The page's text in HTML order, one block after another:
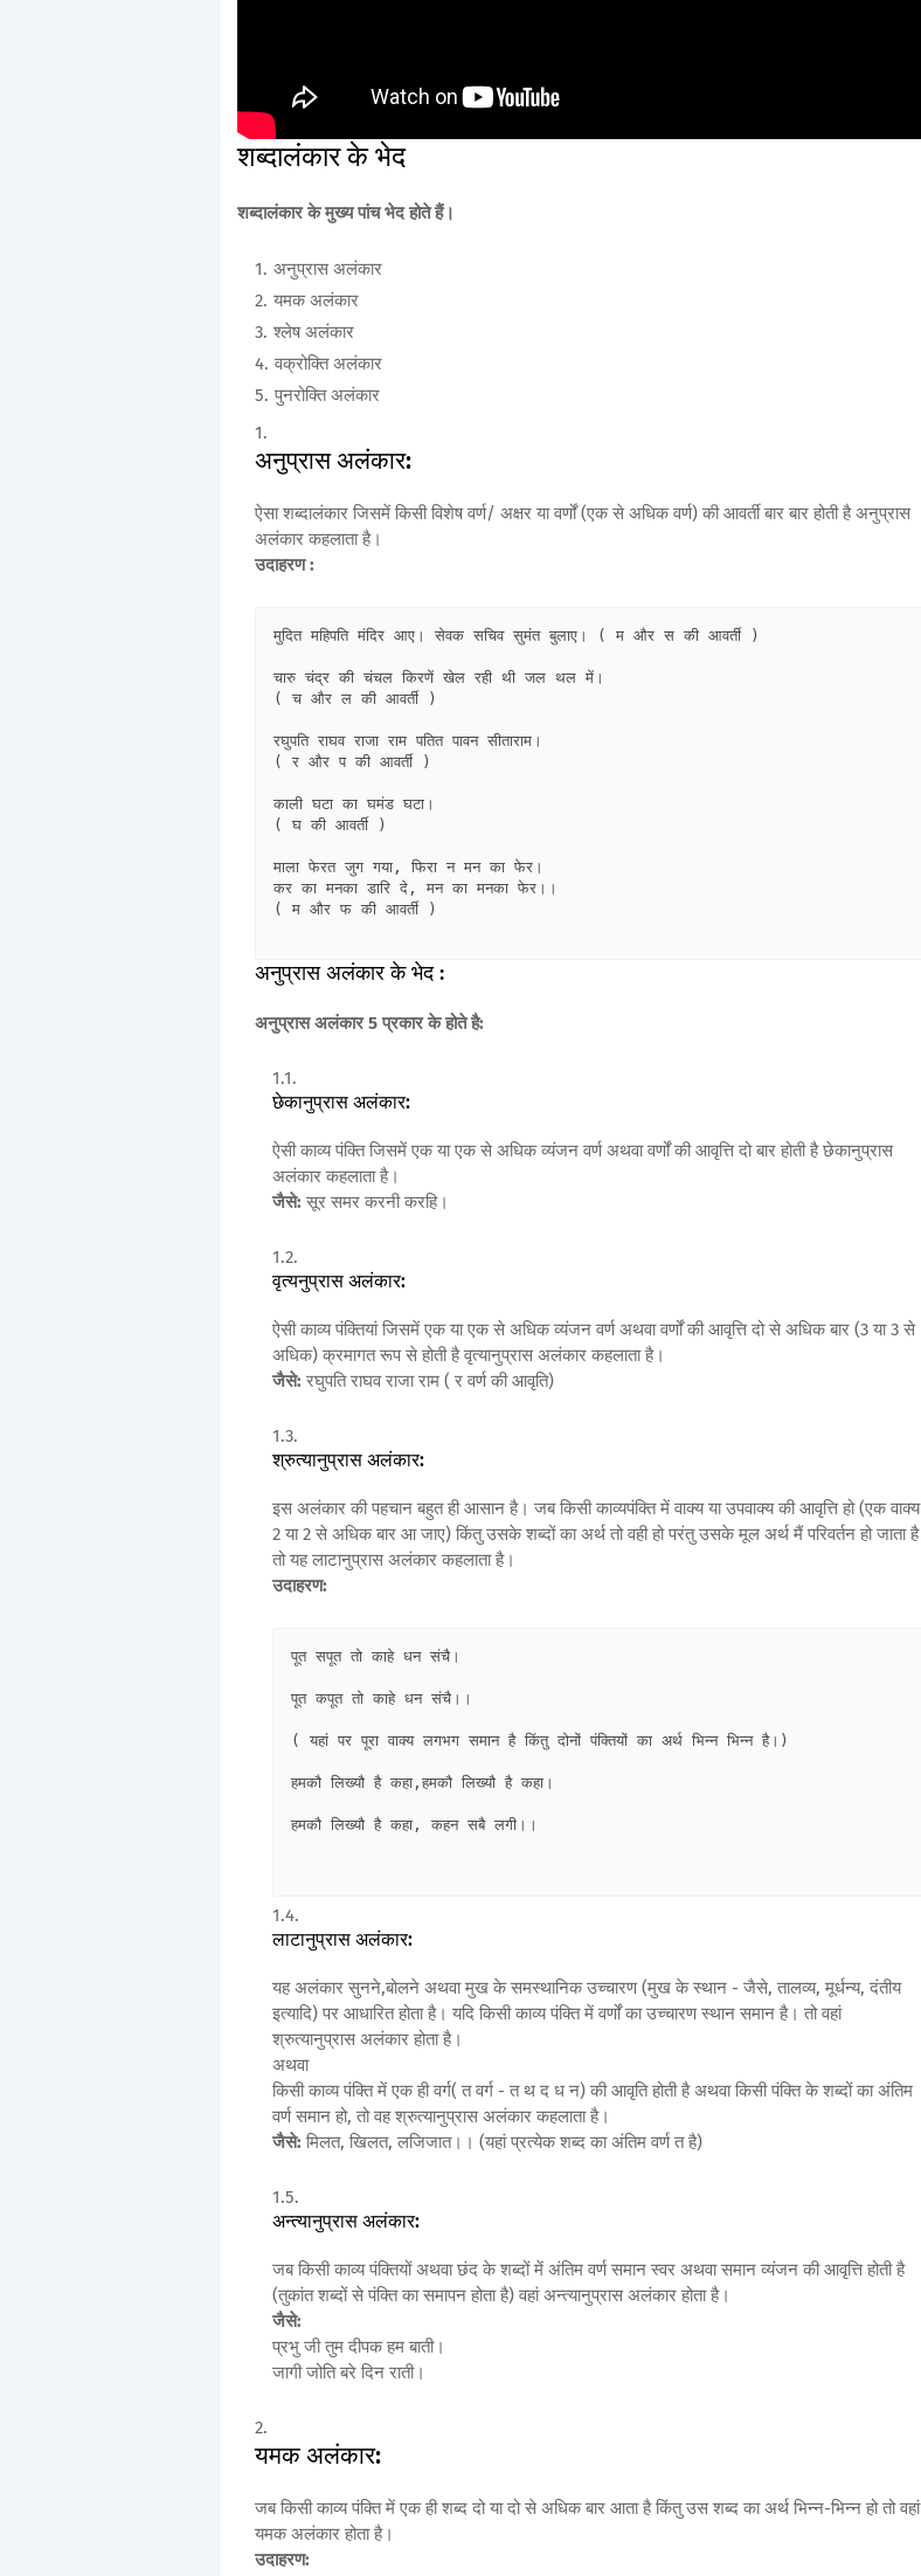
शब्दालंकार के भेद
शब्दालंकार के मुख्य पांच भेद होते हैं।
अनुप्रास अलंकार
यमक अलंकार
श्लेष अलंकार
वक्रोक्ति अलंकार
पुनरोक्ति अलंकार
अनुप्रास अलंकार:
ऐसा शब्दालंकार जिसमें किसी विशेष वर्ण/ अक्षर या वर्णों (एक से अधिक वर्ण) की आवर्ती बार बार होती है अनुप्रास
अलंकार कहलाता है।
उदाहरण :
मुदित महिपति मंदिर आए। सेवक सचिव सुमंत बुलाए। ( म और स की आवर्ती )
चारु चंद्र की चंचल किरणें खेल रही थी जल थल में।
( च और ल की आवर्ती )
रघुपति राघव राजा राम पतित पावन सीताराम।
( र और प की आवर्ती )
काली घटा का घमंड घटा।
( घ की आवर्ती )
माला फेरत जुग गया, फिरा न मन का फेर।
कर का मनका डारि दे, मन का मनका फेर।।
( म और फ की आवर्ती )
अनुप्रास अलंकार के भेद :
अनुप्रास अलंकार 5 प्रकार के होते है:
छेकानुप्रास अलंकार:
ऐसी काव्य पंक्ति जिसमें एक या एक से अधिक व्यंजन वर्ण अथवा वर्णों की आवृत्ति दो बार होती है छेकानुप्रास
अलंकार कहलाता है।
जैसे: सूर समर करनी करहि।
वृत्यनुप्रास अलंकार:
ऐसी काव्य पंक्तियां जिसमें एक या एक से अधिक व्यंजन वर्ण अथवा वर्णों की आवृत्ति दो से अधिक बार (3 या 3 से
अधिक) क्रमागत रूप से होती है वृत्यानुप्रास अलंकार कहलाता है।
जैसे: रघुपति राघव राजा राम ( र वर्ण की आवृति)
श्रुत्यानुप्रास अलंकार:
इस अलंकार की पहचान बहुत ही आसान है। जब किसी काव्यपंक्ति में वाक्य या उपवाक्य की आवृत्ति हो (एक वाक्य
2 या 2 से अधिक बार आ जाए) किंतु उसके शब्दों का अर्थ तो वही हो परंतु उसके मूल अर्थ मैं परिवर्तन हो जाता है
तो यह लाटानुप्रास अलंकार कहलाता है।
उदाहरण:
पूत सपूत तो काहे धन संचै।
पूत कपूत तो काहे धन संचै।।
( यहां पर पूरा वाक्य लगभग समान है किंतु दोनों पंक्तियों का अर्थ भिन्न भिन्न है।)
हमकौ लिख्यौ है कहा,हमकौ लिख्यौ है कहा।
हमकौ लिख्यौ है कहा, कहन सबै लगी।।
लाटानुप्रास अलंकार:
यह अलंकार सुनने,बोलने अथवा मुख के समस्थानिक उच्चारण (मुख के स्थान - जैसे, तालव्य, मूर्धन्य, दंतीय
इत्यादि) पर आधारित होता है। यदि किसी काव्य पंक्ति में वर्णों का उच्चारण स्थान समान है। तो वहां
श्रुत्यानुप्रास अलंकार होता है।
अथवा
किसी काव्य पंक्ति में एक ही वर्ग( त वर्ग - त थ द ध न) की आवृति होती है अथवा किसी पंक्ति के शब्दों का अंतिम
वर्ण समान हो, तो वह श्रुत्यानुप्रास अलंकार कहलाता है।
जैसे: मिलत, खिलत, लजिजात।। (यहां प्रत्येक शब्द का अंतिम वर्ण त है)
अन्त्यानुप्रास अलंकार:
जब किसी काव्य पंक्तियों अथवा छंद के शब्दों में अंतिम वर्ण समान स्वर अथवा समान व्यंजन की आवृत्ति होती है
(तुकांत शब्दों से पंक्ति का समापन होता है) वहां अन्त्यानुप्रास अलंकार होता है।
जैसे:
प्रभु जी तुम दीपक हम बाती।
जागी जोति बरे दिन राती।
यमक अलंकार:
जब किसी काव्य पंक्ति में एक ही शब्द दो या दो से अधिक बार आता है किंतु उस शब्द का अर्थ भिन्न-भिन्न हो तो वहां
यमक अलंकार होता है।
उदाहरण: